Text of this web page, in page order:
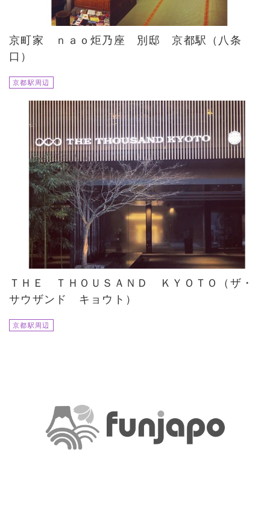
京町家 ｎａｏ炬乃座 別邸 京都駅（八条
口）
京都駅周辺
ＴＨＥ ＴＨＯＵＳＡＮＤ ＫＹＯＴＯ（ザ・
サウザンド キョウト）
京都駅周辺